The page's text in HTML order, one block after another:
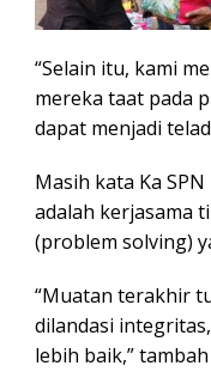
​“Selain itu, kami
mereka taat pada
dapat menjadi
Masih kata Ka
adalah kerjasama
(problem solving)
“Muatan terakhir
dilandasi
lebih baik,”